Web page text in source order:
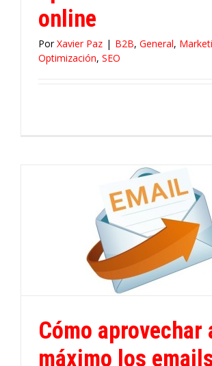
online
PorXavier Paz | B2B, General,
Optimización, SEO
Cómo aprovechar
máximo los